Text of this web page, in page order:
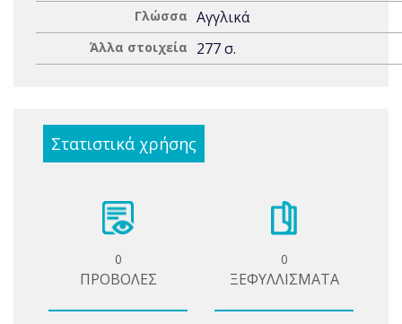
Γλώσσα Αγγλικά
Άλλα στοιχεία 277 σ.
Στατιστικά χρήσης
0
ΠΡΟΒΟΛΕΣ
0
ΞΕΦΥΛΛΙΣΜΑΤΑ